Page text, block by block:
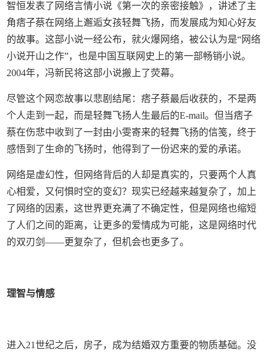
智恒发表了网络言情小说《第一次的亲密接触》，讲述了主
角痞子蔡在网络上邂逅女孩轻舞飞扬，而发展成为知心好友
的故事。这部小说一经公布，就火爆网络，被公认为是“网络
小说开山之作”，也是中国互联网史上的第一部畅销小说。
2004年，冯新民将这部小说搬上了荧幕。
尽管这个网恋故事以悲剧结尾：痞子蔡最后收获的，不是两
个人走到一起，而是轻舞飞扬人生最后的E-mail。但当痞子
蔡在伤悲中收到了一封由小雯寄来的轻舞飞扬的信笺，终于
感悟到了生命的飞扬时，他得到了一份迟来的爱的承诺。
网络是虚幻性，但网络背后的人却是真实的，只要两个人真
心相爱，又何惧时空的变幻？现实已经越来越复杂了，加上
了网络的因素，这世界更充满了不确定性，但是网络也缩短
了人们之间的距离，让更多的爱情成为可能，这是网络时代
的双刃剑——更复杂了，但机会也更多了。
理智与情感
进入21世纪之后，房子，成为结婚双方重要的物质基础。没